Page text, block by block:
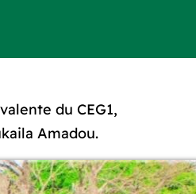
du CEG1,
Amadou.